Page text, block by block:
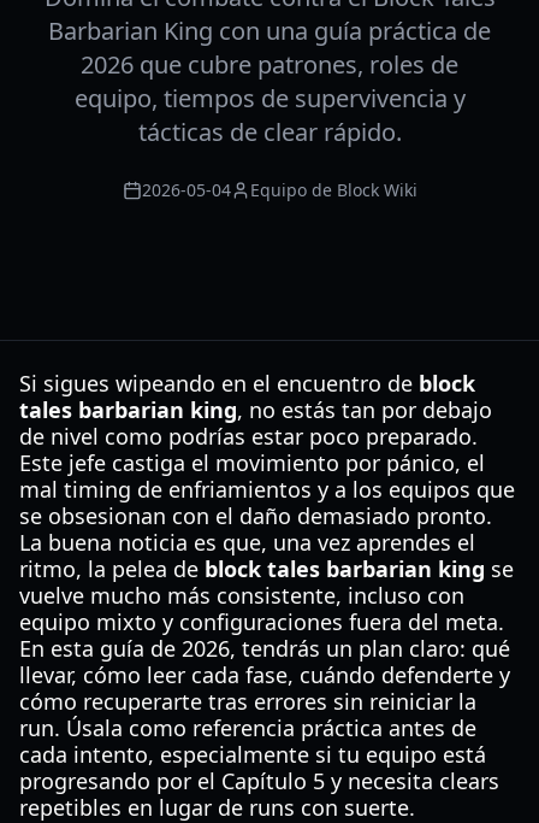
Barbarian King con una guía práctica de
2026 que cubre patrones, roles de
equipo, tiempos de supervivencia y
tácticas de clear rápido.
2026-05-04 Equipo de Block Wiki
Si sigues wipeando en el encuentro de block
tales barbarian king, no estás tan por debajo
de nivel como podrías estar poco preparado.
Este jefe castiga el movimiento por pánico, el
mal timing de enfriamientos y a los equipos que
se obsesionan con el daño demasiado pronto.
La buena noticia es que, una vez aprendes el
ritmo, la pelea de block tales barbarian king se
vuelve mucho más consistente, incluso con
equipo mixto y configuraciones fuera del meta.
En esta guía de 2026, tendrás un plan claro: qué
llevar, cómo leer cada fase, cuándo defenderte y
cómo recuperarte tras errores sin reiniciar la
run. Úsala como referencia práctica antes de
cada intento, especialmente si tu equipo está
progresando por el Capítulo 5 y necesita clears
repetibles en lugar de runs con suerte.